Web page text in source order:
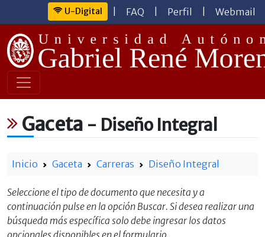
U-Digital FAQ Perfil Webmail
Gaceta - Diseño Integral
Inicio Gaceta Carreras Diseño Integral
Seleccione el tipo de documento que necesita y a
continuación pulse en la opción Buscar. Si desea realizar una
búsqueda más específica solo debe ingresar los datos
opcionales disponibles en el formulario.